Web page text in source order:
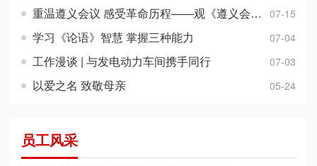
重温遵义会议 感受革命历程——观《遵义会议》有感 07-15
学习《论语》智慧 掌握三种能力 07-04
工作漫谈 | 与发电动力车间携手同行 07-03
以爱之名 致敬母亲 05-24
员工风采